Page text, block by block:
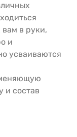
в руки,
и
усваиваются
и состав